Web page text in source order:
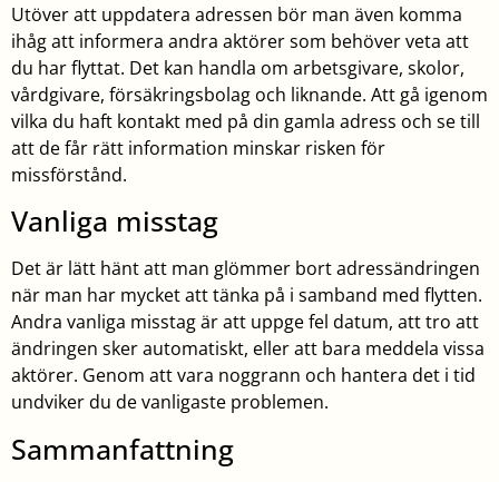
Utöver att uppdatera adressen bör man även komma
ihåg att informera andra aktörer som behöver veta att
du har flyttat. Det kan handla om arbetsgivare, skolor,
vårdgivare, försäkringsbolag och liknande. Att gå igenom
vilka du haft kontakt med på din gamla adress och se till
att de får rätt information minskar risken för
missförstånd.
Vanliga misstag
Det är lätt hänt att man glömmer bort adressändringen
när man har mycket att tänka på i samband med flytten.
Andra vanliga misstag är att uppge fel datum, att tro att
ändringen sker automatiskt, eller att bara meddela vissa
aktörer. Genom att vara noggrann och hantera det i tid
undviker du de vanligaste problemen.
Sammanfattning